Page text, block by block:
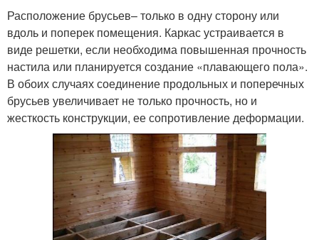
Расположение брусьев– только в одну сторону или
вдоль и поперек помещения. Каркас устраивается в
виде решетки, если необходима повышенная прочность
настила или планируется создание «плавающего пола».
В обоих случаях соединение продольных и поперечных
брусьев увеличивает не только прочность, но и
жесткость конструкции, ее сопротивление деформации.